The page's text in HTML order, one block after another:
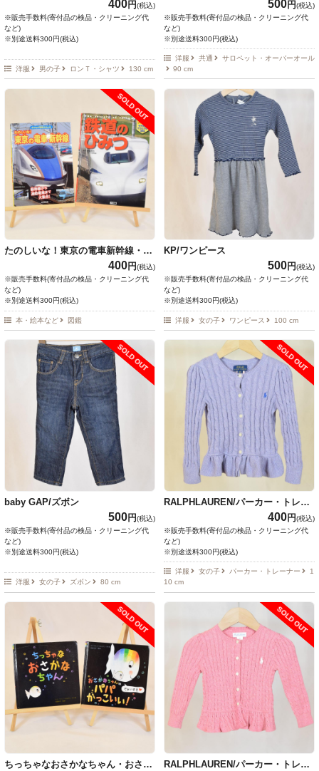
400円(税込)
※販売手数料(寄付品の検品・クリーニング代
など)
※別途送料300円(税込)
洋服 男の子 ロンＴ・シャツ 130 cm
500円(税込)
※販売手数料(寄付品の検品・クリーニング代
など)
※別途送料300円(税込)
洋服 共通
サロペット・オーバーオール
90 cm
SOLD OUT
たのしいな！東京の電車新幹線・鉄
400円(税込)
※販売手数料(寄付品の検品・クリーニング代
など)
※別途送料300円(税込)
本・絵本など 図鑑
KP/ワンピース
500円(税込)
※販売手数料(寄付品の検品・クリーニング代
など)
※別途送料300円(税込)
洋服 女の子 ワンピース 100 cm
SOLD OUT
baby GAP/ズボン
500円(税込)
※販売手数料(寄付品の検品・クリーニング代
など)
※別途送料300円(税込)
洋服 女の子 ズボン 80 cm
SOLD OUT
RALPHLAUREN/パーカー・トレー
400円(税込)
※販売手数料(寄付品の検品・クリーニング代
など)
※別途送料300円(税込)
洋服 女の子 パーカー・トレーナー
1
10 cm
SOLD OUT
ちっちゃなおさかなちゃん・おさか
SOLD OUT
RALPHLAUREN/パーカー・トレー